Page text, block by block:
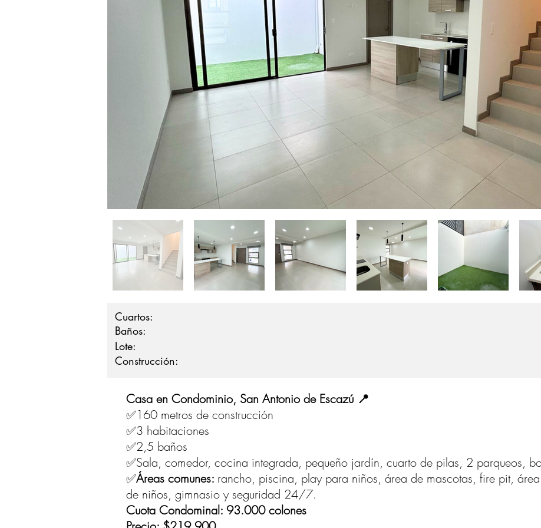
Cuartos:
Baños:
Lote:
Construcción:
Casa en Condominio, San Antonio de Escazú 📍
✅160 metros de construcción
✅3 habitaciones
✅2,5 baños
✅Sala, comedor, cocina integrada, pequeño jardín, cuarto de pilas, 2 parqueos,
✅Áreas comunes: rancho, piscina, play para niños, área de mascotas, fire pit,
de niños, gimnasio y seguridad 24/7.
Cuota Condominal: 93.000 colones